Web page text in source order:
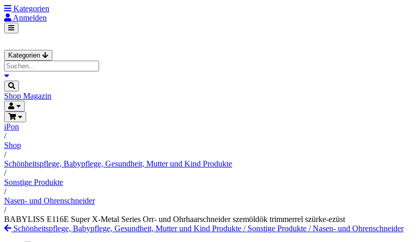
Kategorien
Anmelden
Kategorien
Shop Magazin
iPon
/
Shop
/
Schönheitspflege, Babypflege, Gesundheit, Mutter und Kind Produkte
/
Sonstige Produkte
/
Nasen- und Ohrenschneider
/
BABYLISS E116E Super X-Metal Series Orr- und Ohrhaarschneider szemöldök trimmerrel szürke-ezüst
Schönheitspflege, Babypflege, Gesundheit, Mutter und Kind Produkte / Sonstige Produkte /Nasen- und Ohrenschneider